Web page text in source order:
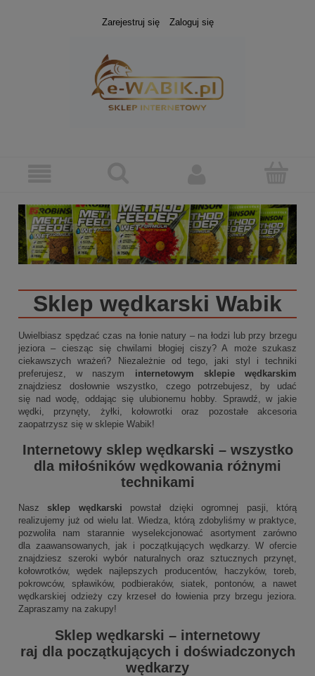
Zarejestruj się Zaloguj się
Sklep wędkarski Wabik
Uwielbiasz spędzać czas na łonie natury – na łodzi lub przy brzegu
jeziora – ciesząc się chwilami błogiej ciszy? A może szukasz
ciekawszych wrażeń? Niezależnie od tego, jaki styl i techniki
preferujesz, w naszym internetowym sklepie wędkarskim
znajdziesz dosłownie wszystko, czego potrzebujesz, by udać
się nad wodę, oddając się ulubionemu hobby. Sprawdź, w jakie
wędki, przynęty, żyłki, kołowrotki oraz pozostałe akcesoria
zaopatrzysz się w sklepie Wabik!
Internetowy sklep wędkarski – wszystko
dla miłośników wędkowania różnymi
technikami
Naszsklep wędkarski powstał dzięki ogromnej pasji, którą
realizujemy już od wielu lat. Wiedza, którą zdobyliśmy w praktyce,
pozwoliła nam starannie wyselekcjonować asortyment zarówno
dla zaawansowanych, jak i początkujących wędkarzy. W ofercie
znajdziesz szeroki wybór naturalnych oraz sztucznych przynęt,
kołowrotków, wędek najlepszych producentów, haczyków, toreb,
pokrowców, spławików, podbieraków, siatek, pontonów, a nawet
wędkarskiej odzieży czy krzeseł do łowienia przy brzegu jeziora.
Zapraszamy na zakupy!
Sklep wędkarski – internetowy
raj dla początkujących i doświadczonych
wędkarzy